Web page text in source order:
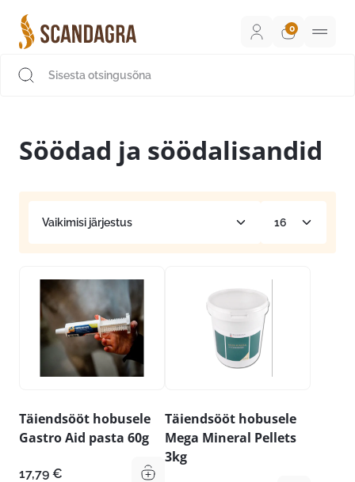
sisu
juurde
Söödad ja söödalisandid
Täiendsööt hobusele
Gastro Aid pasta 60g
17,79 €
Täiendsööt hobusele
Mega Mineral Pellets
3kg